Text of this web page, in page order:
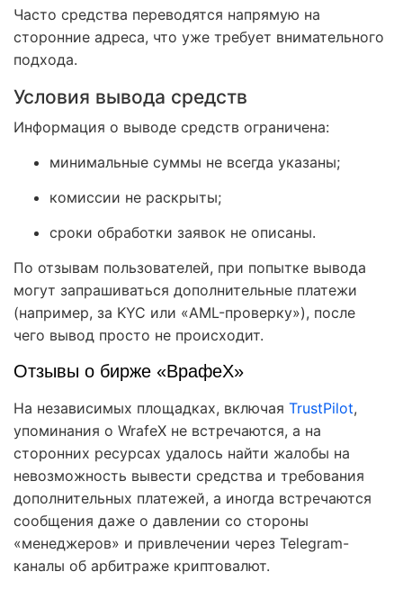
Часто средства переводятся напрямую на
сторонние адреса, что уже требует внимательного
подхода.
Условия вывода средств
Информация о выводе средств ограничена:
минимальные суммы не всегда указаны;
комиссии не раскрыты;
сроки обработки заявок не описаны.
По отзывам пользователей, при попытке вывода
могут запрашиваться дополнительные платежи
(например, за KYC или «AML-проверку»), после
чего вывод просто не происходит.
Отзывы о бирже «ВрафеХ»
На независимых площадках, включая TrustPilot,
упоминания о WrafeX не встречаются, а на
сторонних ресурсах удалось найти жалобы на
невозможность вывести средства и требования
дополнительных платежей, а иногда встречаются
сообщения даже о давлении со стороны
«менеджеров» и привлечении через Telegram-
каналы об арбитраже криптовалют.